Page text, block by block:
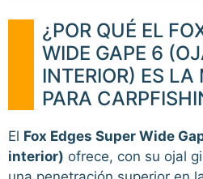
¿POR QUÉ EL
WIDE GAPE 6
INTERIOR) ES LA
PARA
El Fox Edges Super Wide
interior) ofrece, con su ojal